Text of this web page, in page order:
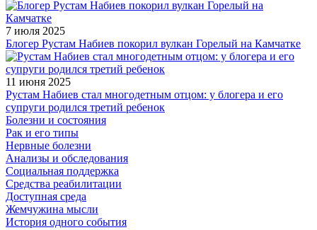
7 июля 2025
Блогер Рустам Набиев покорил вулкан Горелый на Камчатке
11 июня 2025
Рустам Набиев стал многодетным отцом: у блогера и его
супруги родился третий ребенок
Болезни и состояния
Рак и его типы
Нервные болезни
Анализы и обследования
Социальная поддержка
Средства реабилитации
Доступная среда
Жемчужина мысли
История одного события